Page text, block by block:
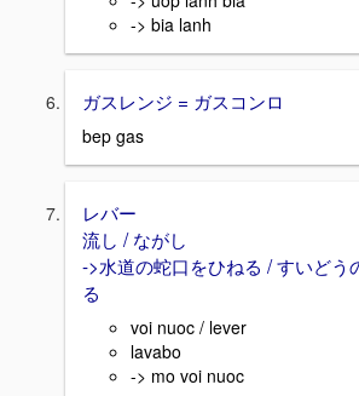
-> bia lanh
ガスレンジ = ガスコンロ
bep gas
レバー
流し / ながし
->水道の蛇口をひねる / すいどう
る
voi nuoc / lever
lavabo
-> mo voi nuoc